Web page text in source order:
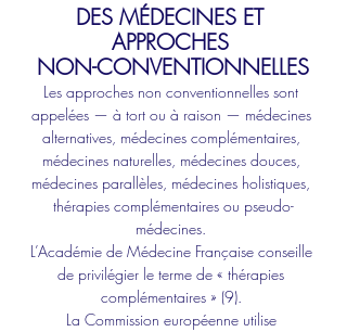
DES MÉDECINES ET
APPROCHES
NON-CONVENTIONNELLES
Les approches non conventionnelles sont
appelées — à tort ou à raison — médecines
alternatives, médecines complémentaires,
médecines naturelles, médecines douces,
médecines parallèles, médecines holistiques,
thérapies complémentaires ou pseudo-
médecines.
L’Académie de Médecine Française conseille
de privilégier le terme de « thérapies
complémentaires » (9).
La Commission européenne utilise